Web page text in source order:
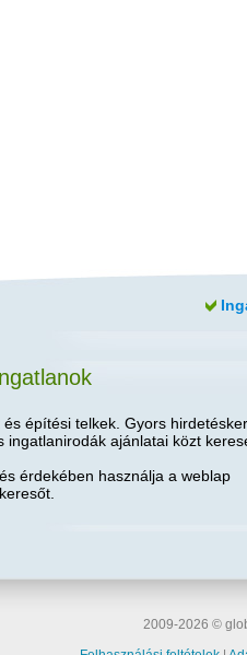
építési telkek. Gyors
ingatlanirodák ajánlatai közt
érdekében használja a weblap
2009-2026 ©